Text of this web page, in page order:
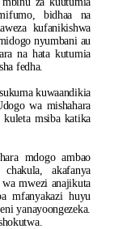
bidhaa na
kufanikishwa
nyumbani au
na hata kutumia
fedha.
kuwaandikia
wa mishahara
kuleta msiba katika
mdogo ambao
akafanya
mwezi anajikuta
mfanyakazi huyu
yanayoongezeka.